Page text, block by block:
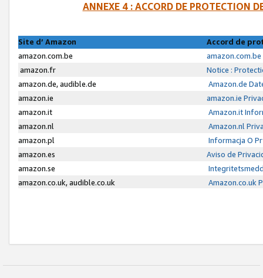
ANNEXE 4 : ACCORD DE PROTECTION
Site d’ Amazon
Accord de
amazon.com.be
amazon.fr
Notice :
amazon.de, audible.de
Amazon.de
amazon.ie
amazon.ie
amazon.it
Amazon.it
amazon.nl
Amazon.nl
amazon.pl
Informacja O
amazon.es
Aviso de
amazon.se
amazon.co.uk, audible.co.uk
Amazon.co.uk